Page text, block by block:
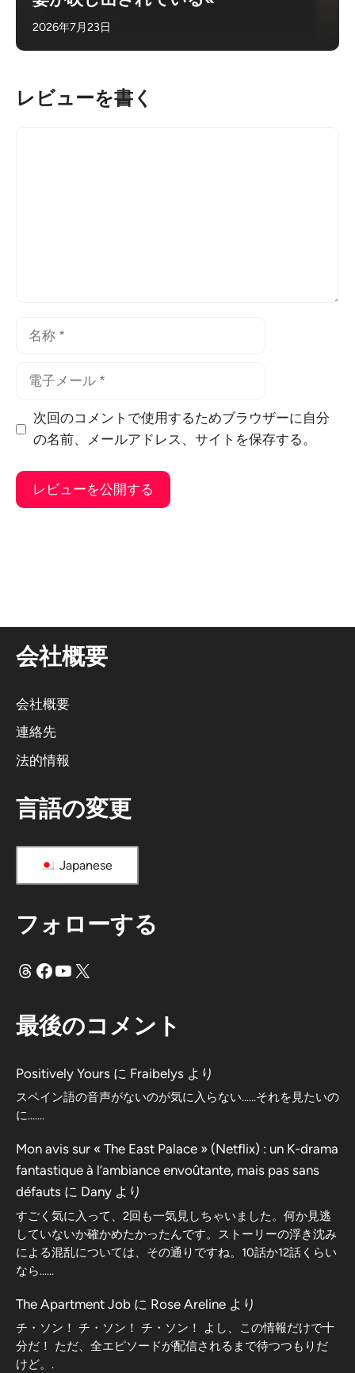
2026年7月23日
レビューを書く
ー
次回のコメントで使用するためブラウザーに自分
の名前、メールアドレス、サイトを保存する。
も
だ
会社概要
会社概要
連絡先
法的情報
言語の変更
Japanese
フォローする
スレッド フェイスブックユーチューブX
最後のコメント
Positively Yours に Fraibelys より
スペイン語の音声がないのが気に入らない……それを見たいの
に…….
Mon avis sur « The East Palace » (Netflix) : un K-drama
fantastique à l’ambiance envoûtante, mais pas sans
défauts に Dany より
すごく気に入って、2回も一気見しちゃいました。何か見逃
していないか確かめたかったんです。ストーリーの浮き沈み
による混乱については、その通りですね。10話か12話くらい
なら……
The Apartment Job に Rose Areline より
チ・ソン！ チ・ソン！ チ・ソン！ よし、この情報だけで十
分だ！ ただ、全エピソードが配信されるまで待つつもりだ
けど。.